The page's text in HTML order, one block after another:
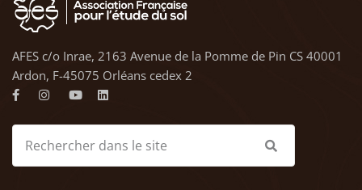
AFES c/o Inrae, 2163 Avenue de la Pomme de Pin CS 40001
Ardon, F-45075 Orléans cedex 2